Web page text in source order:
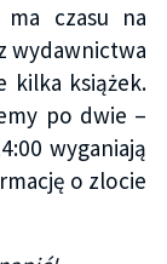
ma czasu na
wydawnictwa
kilka książek.
po dwie –
wyganiają
o zlocie